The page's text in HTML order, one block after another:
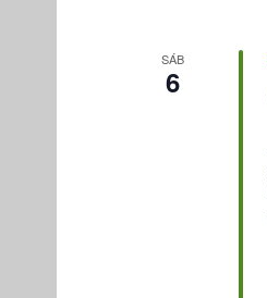
EVENTOS
SÁB
6